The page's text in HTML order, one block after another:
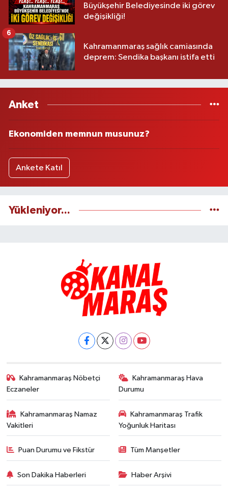
Büyükşehir Belediyesinde iki görev
değişikliği!
Kahramanmaraş sağlık camiasında
deprem: Sendika başkanı istifa etti
6
Anket
Ekonomiden memnun musunuz?
Ankete Katıl
Yükleniyor...
Kahramanmaraş Nöbetçi
Eczaneler
Kahramanmaraş Hava
Durumu
Kahramanmaraş Namaz
Vakitleri
Kahramanmaraş Trafik
Yoğunluk Haritası
Puan Durumu ve Fikstür Tüm Manşetler
Son Dakika Haberleri Haber Arşivi